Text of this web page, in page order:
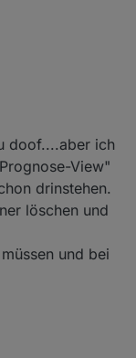
abhängig der
>
<= 0 &&
=
>
>
< 0W
< 20% ist
doof....aber ich
View"
drinstehen.
löschen und
und bei